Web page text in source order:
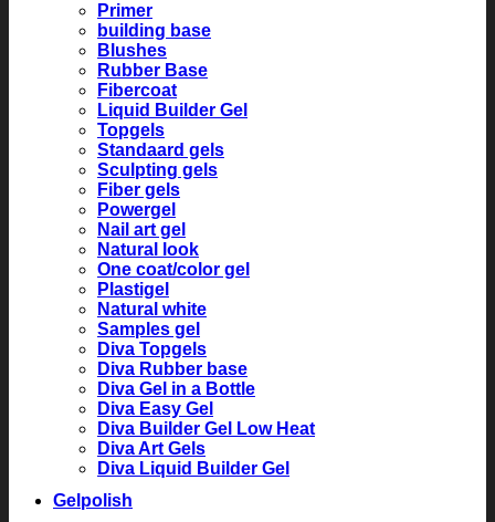
Primer
building base
Blushes
Rubber Base
Fibercoat
Liquid Builder Gel
Topgels
Standaard gels
Sculpting gels
Fiber gels
Powergel
Nail art gel
Natural look
One coat/color gel
Plastigel
Natural white
Samples gel
Diva Topgels
Diva Rubber base
Diva Gel in a Bottle
Diva Easy Gel
Diva Builder Gel Low Heat
Diva Art Gels
Diva Liquid Builder Gel
Gelpolish